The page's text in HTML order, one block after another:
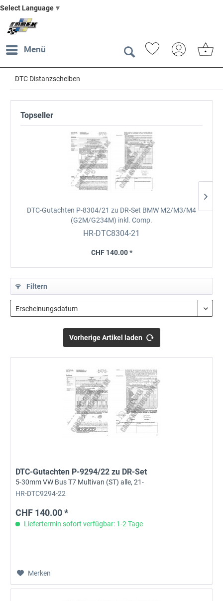
Select Language ▼
Menü
DTC Distanzscheiben
Topseller
DTC-Gutachten P-8304/21 zu DR-Set BMW M2/M3/M4
(G2M/G234M) inkl. Comp.
HR-DTC8304-21
CHF 140.00 *
Filtern
Vorherige Artikel laden
DTC-Gutachten P-9294/22 zu DR-Set
5-30mm VW Bus T7 Multivan (ST) alle, 21-
HR-DTC9294-22
CHF 140.00 *
Liefertermin sofort verfügbar: 1-2 Tage
Merken